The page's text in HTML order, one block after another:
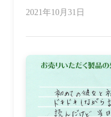
2021年10月31日